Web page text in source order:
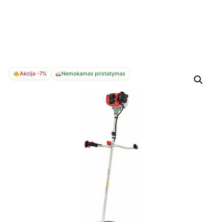
Akcija -7% Nemokamas pristatymas